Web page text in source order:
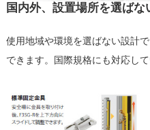
国内外、設置場所を選ばな
使用地域や環境を選ばない設計
できます。国際規格にも対応して